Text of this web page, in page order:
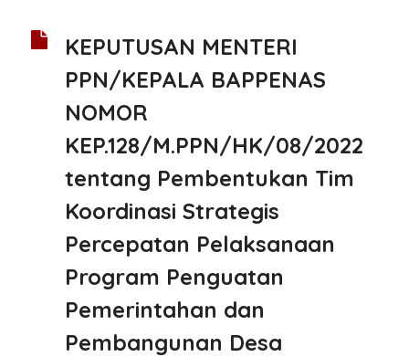
KEPUTUSAN MENTERI
PPN/KEPALA BAPPENAS
NOMOR
KEP.128/M.PPN/HK/08/2022
tentang Pembentukan Tim
Koordinasi Strategis
Percepatan Pelaksanaan
Program Penguatan
Pemerintahan dan
Pembangunan Desa